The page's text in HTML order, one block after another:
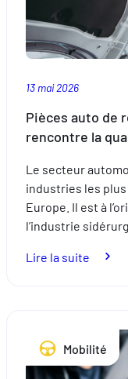
13 mai 2026
Pièces auto de
rencontre la
Le secteur
industries les
Europe. Il est à
l’industrie
Lire la suite
:
quand
Mobilité